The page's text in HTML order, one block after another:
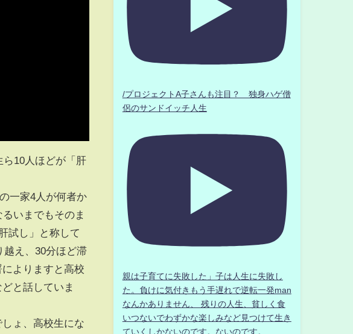
10人ほどが「肝
一家4人が何者か
いまでもそのま
試し」と称して
越え、30分ほど滞
よりますと高校
と話していま
ょ、高校生にな
/プロジェクトA子さんも注目？ 独身ハゲ僧
侶のサンドイッチ人生
親は子育てに失敗した」子は人生に失敗し
た。負けに気付きもう手遅れで逆転一発man
なんかありません、 残りの人生、貧しく食
いつないでわずかな楽しみなど見つけて生き
ていくしかないのです。ないのです。